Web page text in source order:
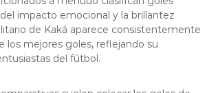
impacto emocional y la brillantez
de Kaká aparece consistentemente
los mejores goles, reflejando su
del fútbol.